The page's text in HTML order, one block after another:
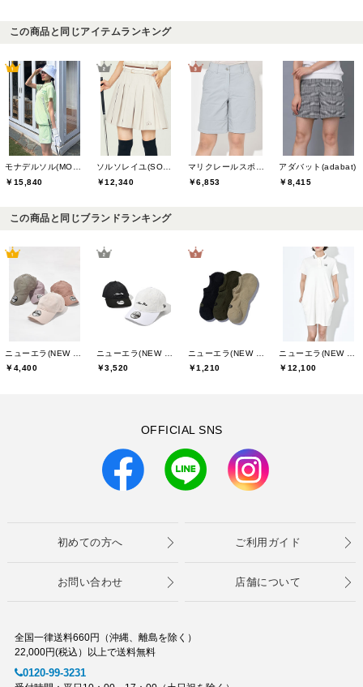
この商品と同じアイテムランキング
モナデルソル(MONA DELSOL)
￥15,840
ソルソレイユ(SOUS LE SOLEIL)
￥12,340
マリクレールスポール(marie claire sport)
￥6,853
アダバット(adabat)
￥8,415
この商品と同じブランドランキング
￥4,400
￥3,520
￥1,210
￥12,100
OFFICIAL SNS
初めての方へ ご利用ガイド
お問い合わせ 店舗について
全国一律送料660円（沖縄、離島を除く）
22,000円(税込）以上で送料無料
0120-99-3231